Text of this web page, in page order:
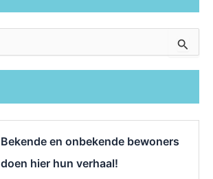
Bekende en onbekende bewoners
doen hier hun verhaal!